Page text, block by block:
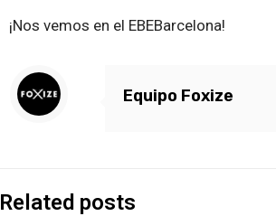
¡Nos vemos en el EBEBarcelona!
Equipo Foxize
Related posts